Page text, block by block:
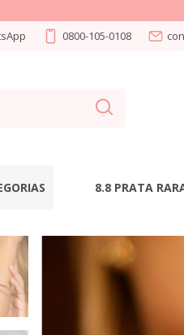
0800-105-0108
8.8 PRATA